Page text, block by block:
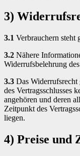
3)
3.1 Verbrauchern steht
3.2 Nähere
Widerrufsbelehrung
3.3 Das
des Vertragsschlusses
angehören und deren
Zeitpunkt des
liegen.
4) Preise und